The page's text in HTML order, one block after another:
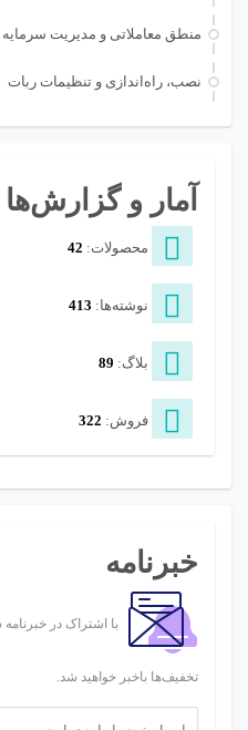
منطق معاملاتی و مدیریت سرمایه
نصب، راه‌اندازی و تنظیمات ربات
آمار و گزارش‌ها
محصولات: 42
نوشته‌ها: 413
بلاگ: 89
فروش: 322
خبرنامه
با اشتراک در خبرنامه
تخفیف‌ها باخبر خواهید شد.